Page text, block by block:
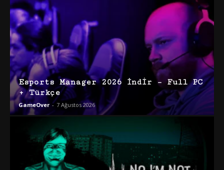
Esports Manager 2026 İndir – Full PC
+ Türkçe
GameOver - 7 Ağustos 2026